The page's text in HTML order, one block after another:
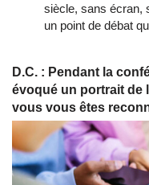
siècle, sans écran,
un point de débat
D.C. : Pendant la
évoqué un portrait de
vous vous êtes